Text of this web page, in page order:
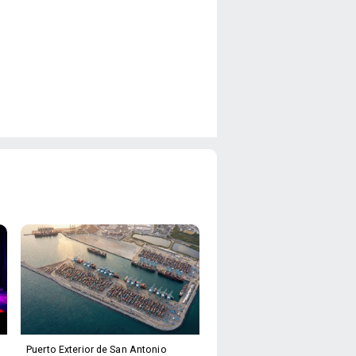
Puerto Exterior de San Antonio